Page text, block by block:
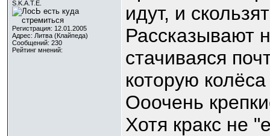
S.K.A.T.E.
Регистрация: 12.01.2005
Адрес: Литва (Клайпеда)
Сообщений: 230
Рейтинг мнений:
идут, и
Рассказывают
стачиваяся
которую
Ооочень
Хотя кракс не